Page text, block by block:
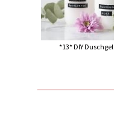
*13* DIY Duschgel